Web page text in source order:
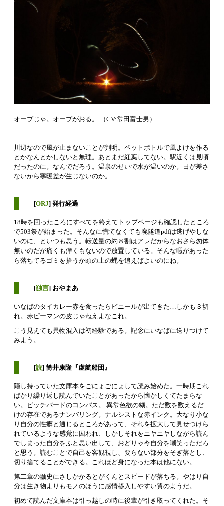
オーブじゃ。オーブがおる。 （CV:常田富士男）
川辺なので風が止まないことが判明。ペットボトルで風よけを作る
とかなんとかしないと無理。あとまだ紅葉してない。駅近くは見頃
だったのに。なんでだろう。温泉のせいで水が温いのか。日が差さ
ないから寒暖差が生じないのか。
[ORJ] 発行経過
18時を回ったころにすべてを終えてトップページも確認したところ
で503祭が始まった。そんなに慌てなくても廃隧道pdfは逃げやしな
いのに、といつも思う。転送量の約８割はアレだからなおさら勿体
無いのだが痛くも痒くもないので放置している。そんな暇があった
ら落ちてるゴミを拾うか頭の上の蝿を追えばよいのにね。
[独言] おやまあ
いなばのタイカレー赤を食ったらビニールが出てきた…しかも３切
れ。赤ピーマンの皮じゃねえよなこれ。
こう見えても異物混入は初経験である。記念にいなばに送りつけて
みよう。
[読] 筒井康隆『虚航船団』
隠し持っていた文庫本をごにょごにょして読み始めた。一時期これ
ばかり繰り返し読んでいたことがあったから懐かしくてたまらな
い。ビッチバードのコンパス。 異常色欲の糊。ただ数を数えるだ
けの存在であるナンバリング。ナルシストな赤インク。大なり小な
り自分の性癖と通じるところがあって、それを拡大して見せつけら
れているような感覚に囚われ、しかしそれをニヤニヤしながら読ん
でしまった自分をふと思い出して、おどりゃ今自分を嘲笑っただろ
と思う。読むことで自己を客観視し、要らない部分をそぎ落とし、
切り捨てることができる。これほど身になった本は他にない。
第二章の鼬史にさしかかるとがくんとスピードが落ちる。やはり自
分は生き物よりもモノのほうに感情移入しやすい質のようだ。
初めて読んだ文庫本は引っ越しの時に後輩が引き取ってくれた。そ